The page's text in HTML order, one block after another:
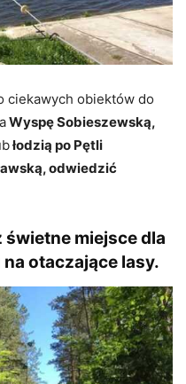
ciekawych obiektów do
Wyspę Sobieszewską,
łodzią po Pętli
odwiedzić
miejsce dla
otaczające lasy.